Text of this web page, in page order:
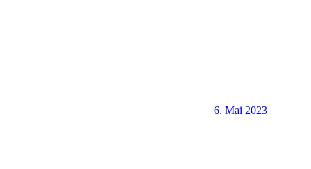
6. Mai 2023